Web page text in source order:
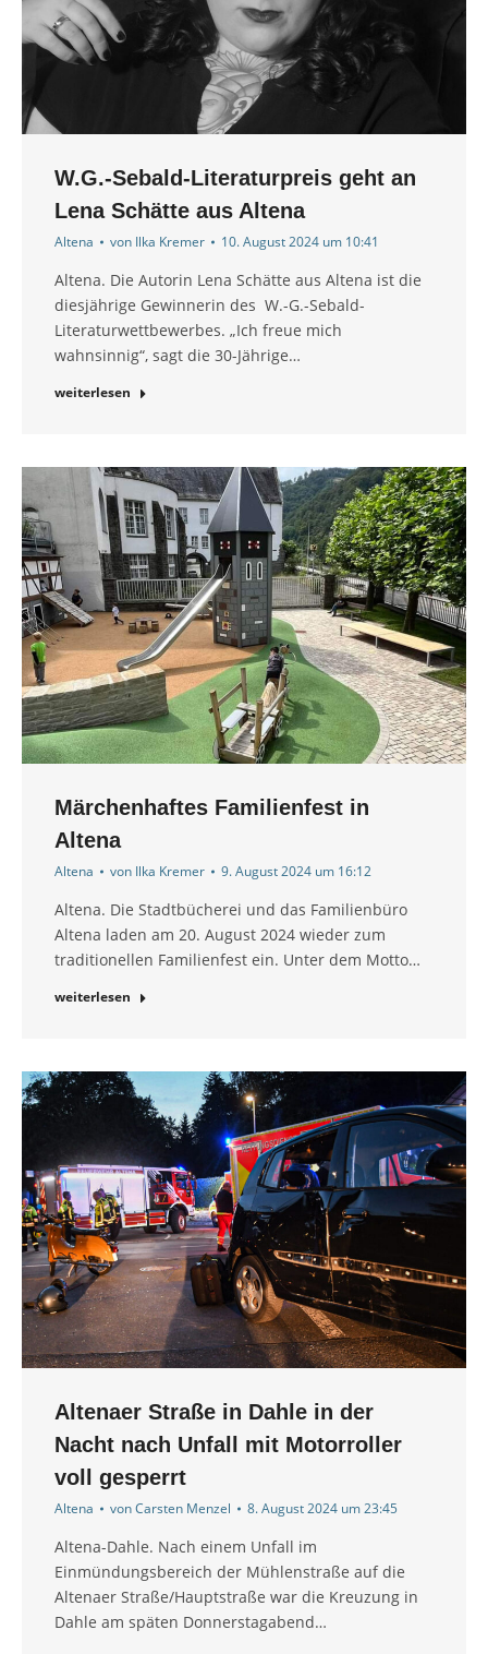
W.G.-Sebald-Literaturpreis geht an
Lena Schätte aus Altena
Altena von Ilka Kremer 10. August 2024 um 10:41
Altena. Die Autorin Lena Schätte aus Altena ist die
diesjährige Gewinnerin des W.-G.-Sebald-
Literaturwettbewerbes. „Ich freue mich
wahnsinnig“, sagt die 30-Jährige…
weiterlesen
Märchenhaftes Familienfest in
Altena
Altena von Ilka Kremer 9. August 2024 um 16:12
Altena. Die Stadtbücherei und das Familienbüro
Altena laden am 20. August 2024 wieder zum
traditionellen Familienfest ein. Unter dem Motto…
weiterlesen
Altenaer Straße in Dahle in der
Nacht nach Unfall mit Motorroller
voll gesperrt
Altena vonCarsten Menzel 8. August 2024 um 23:45
Altena-Dahle. Nach einem Unfall im
Einmündungsbereich der Mühlenstraße auf die
Altenaer Straße/Hauptstraße war die Kreuzung in
Dahle am späten Donnerstagabend…